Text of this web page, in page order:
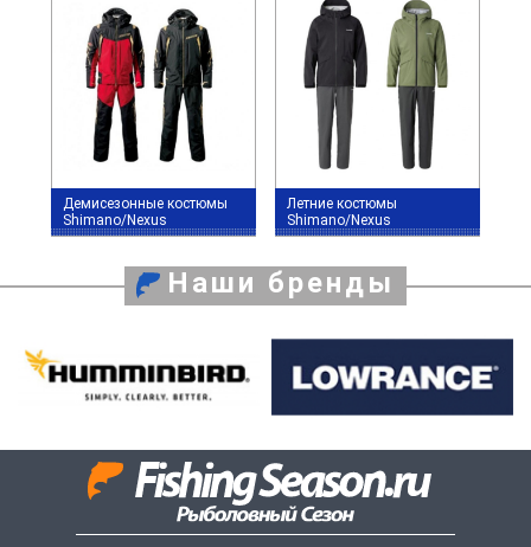
Демисезонные костюмы
Shimano/Nexus
Летние костюмы
Shimano/Nexus
Наши бренды